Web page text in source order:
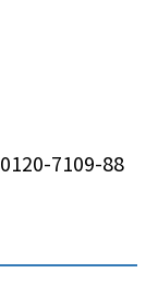
0120-7109-88